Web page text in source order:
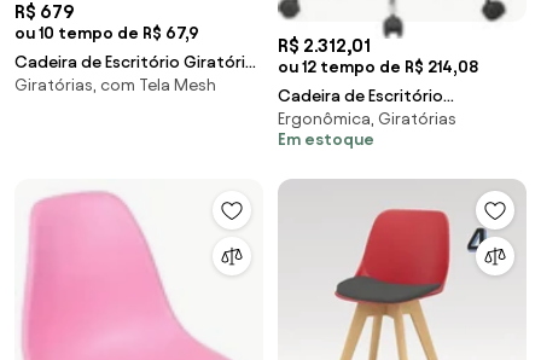
R$ 679
ou 10 tempo de R$ 67,9
Cadeira de Escritório Giratória
Stay Roal Cinza com Encosto
Giratórias, com Tela Mesh
R$ 2.312,01
ou 12 tempo de R$ 214,08
Cadeira de Escritório
Presidente Giratória Madeira
Liziê R02 Sintético
Ergonômica, Giratórias
Em estoque